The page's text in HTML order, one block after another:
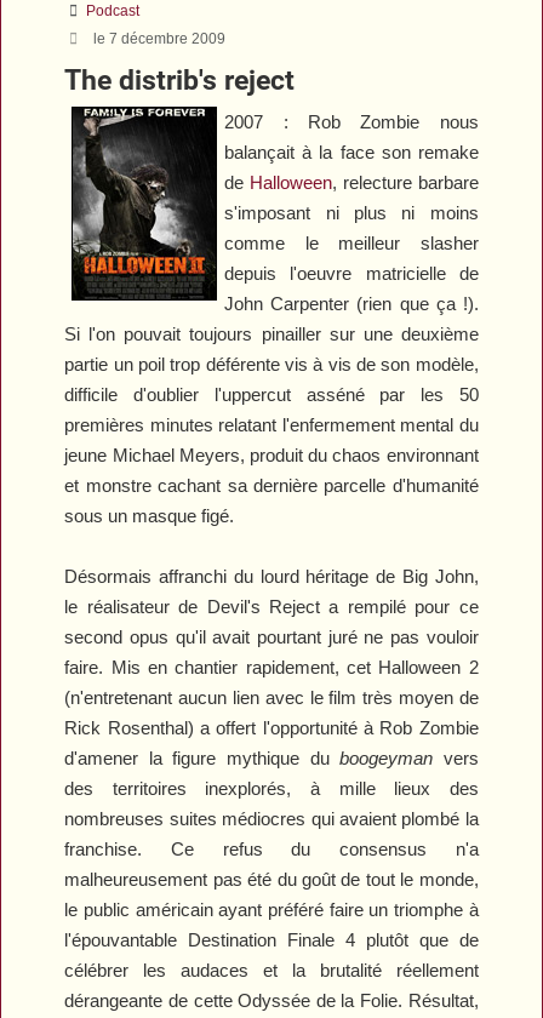
Podcast
le 7 décembre 2009
The distrib's reject
2007 : Rob Zombie nous
balançait à la face son remake
de Halloween, relecture barbare
s'imposant ni plus ni moins
comme le meilleur slasher
depuis l'oeuvre matricielle de
John Carpenter (rien que ça !).
Si l'on pouvait toujours pinailler sur une deuxième
partie un poil trop déférente vis à vis de son modèle,
difficile d'oublier l'uppercut asséné par les 50
premières minutes relatant l'enfermement mental du
jeune Michael Meyers, produit du chaos environnant
et monstre cachant sa dernière parcelle d'humanité
sous un masque figé.
Désormais affranchi du lourd héritage de Big John,
le réalisateur de Devil's Reject a rempilé pour ce
second opus qu'il avait pourtant juré ne pas vouloir
faire. Mis en chantier rapidement, cet Halloween 2
(n'entretenant aucun lien avec le film très moyen de
Rick Rosenthal) a offert l'opportunité à Rob Zombie
d'amener la figure mythique duboogeyman vers
des territoires inexplorés, à mille lieux des
nombreuses suites médiocres qui avaient plombé la
franchise. Ce refus du consensus n'a
malheureusement pas été du goût de tout le monde,
le public américain ayant préféré faire un triomphe à
l'épouvantable Destination Finale 4 plutôt que de
célébrer les audaces et la brutalité réellement
dérangeante de cette Odyssée de la Folie. Résultat,